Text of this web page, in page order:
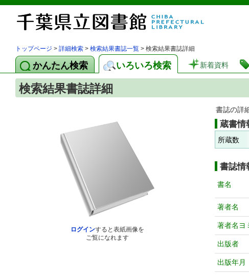
トップページ > 詳細検索 > 検索結果書誌一覧 > 検索結果書誌詳細
かんたん検索 いろいろ検索 新着資料
検索結果書誌詳細
ログインすると表紙画像を
ご覧になれます
書誌の詳
蔵書情
所蔵数
書誌情
書名
著者名
著者名ヨ
出版者
出版年月